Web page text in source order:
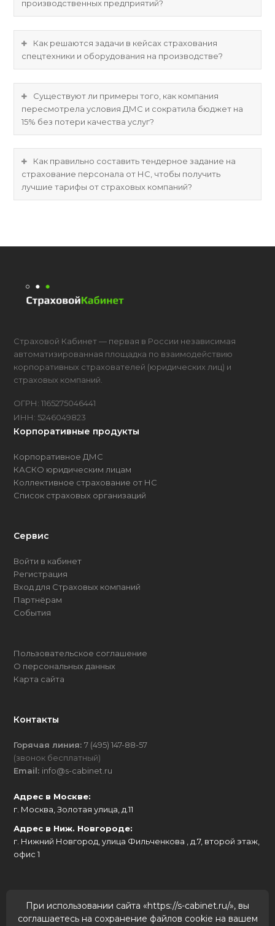
производственных предприятий?
Как решаются задачи в кейсах страхования
спецтехники и оборудования на производстве?
Существуют ли примеры того, как компания
пересмотрела условия ДМС и сократила бюджет на
15% без потери качества услуг?
Как правильно составить тендерное задание на
страхование персонала от НС, чтобы получить
лучшие тарифы от страховых компаний?
Страховой Кабинет — первая в России независимая
автоматизированная площадка по взаимодействию
корпоративных страхователей (юридических лиц) и
страховых компаний.
ОГРН: 1165275046441
ИНН: 5246049823
Корпоративные продукты
Корпоративное ДМС
КАСКО юридическим лицам
Коллективное страхование от НС
Список страховых организаций
Сервис
Войти в кабинет
Регистрация
Вход для Страховых компаний
Партнёрам
События
Пользовательское соглашение
О персональных данных
Карта сайта
Контакты
Горячая линия:7 (495) 147-88-57
(звонок бесплатный)
Email: info@s-cabinet.ru
Адрес в Москве:
г. Москва, Золотая улица, д.11
Адрес в Ниж. Новгороде:
г. Нижний Новгород, улица Фильченкова , д.7, второй этаж,
офис 1
Мы в соц. сетях
При использовании сайта «https://s-cabinet.ru/», вы
соглашаетесь на сохранение файлов cookie на вашем